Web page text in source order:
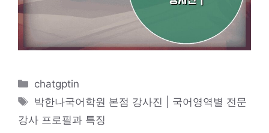
카
테
리
chatgptin
태
그
박한나국어학원 본점 강사진 | 국어영역별 전문
강사 프로필과 특징